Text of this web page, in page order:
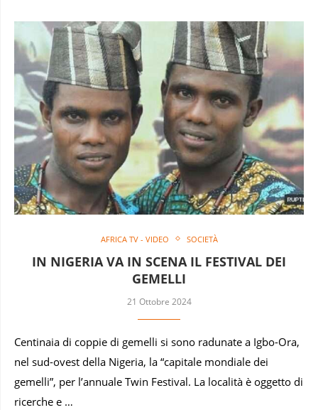
AFRICA TV - VIDEO SOCIETÀ
IN NIGERIA VA IN SCENA IL FESTIVAL DEI
GEMELLI
21 Ottobre 2024
Centinaia di coppie di gemelli si sono radunate a Igbo-Ora,
nel sud-ovest della Nigeria, la “capitale mondiale dei
gemelli”, per l’annuale Twin Festival. La località è oggetto di
ricerche e …